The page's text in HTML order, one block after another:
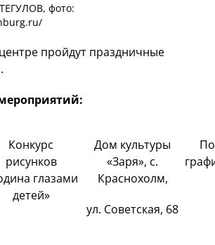
фото:
пройдут праздничные
Конкурс
рисунков
глазами
детей»
Дом культуры
«Заря», с.
Краснохолм,
ул. Советская, 68
По